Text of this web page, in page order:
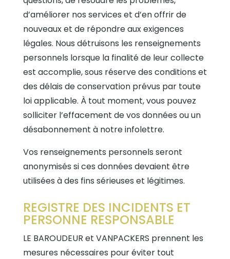
d’améliorer nos services et d’en offrir de
nouveaux et de répondre aux exigences
légales. Nous détruisons les renseignements
personnels lorsque la finalité de leur collecte
est accomplie, sous réserve des conditions et
des délais de conservation prévus par toute
loi applicable. À tout moment, vous pouvez
solliciter l’effacement de vos données ou un
désabonnement à notre infolettre.
Vos renseignements personnels seront
anonymisés si ces données devaient être
utilisées à des fins sérieuses et légitimes.
REGISTRE DES INCIDENTS ET
PERSONNE RESPONSABLE
LE BAROUDEUR et VANPACKERS prennent les
mesures nécessaires pour éviter tout